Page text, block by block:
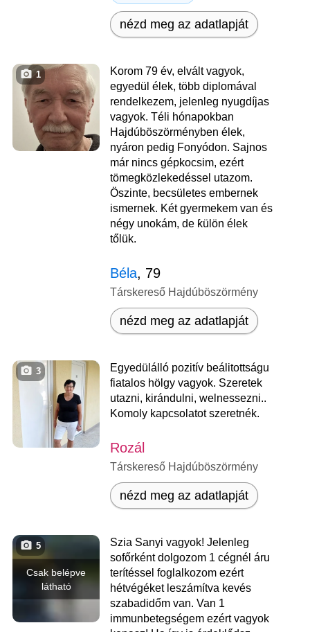
nézd meg az adatlapját
1
Korom 79 év, elvált vagyok,
egyedül élek, több diplomával
rendelkezem, jelenleg nyugdíjas
vagyok. Téli hónapokban
Hajdúböszörményben élek,
nyáron pedig Fonyódon. Sajnos
már nincs gépkocsim, ezért
tömegközlekedéssel utazom.
Öszinte, becsületes embernek
ismernek. Két gyermekem van és
négy unokám, de ƙülön élek
tőlük.
Béla, 79
Társkereső Hajdúböszörmény
nézd meg az adatlapját
3
Egyedülálló pozitív beálitottságu
fiatalos hölgy vagyok. Szeretek
utazni, kirándulni, welnessezni..
Komoly kapcsolatot szeretnék.
Rozál
Társkereső Hajdúböszörmény
nézd meg az adatlapját
Csak belépve
látható
5
Szia Sanyi vagyok! Jelenleg
sofőrként dolgozom 1 cégnél áru
terítéssel foglalkozom ezért
hétvégéket leszámítva kevés
szabadidőm van. Van 1
immunbetegségem ezért vagyok